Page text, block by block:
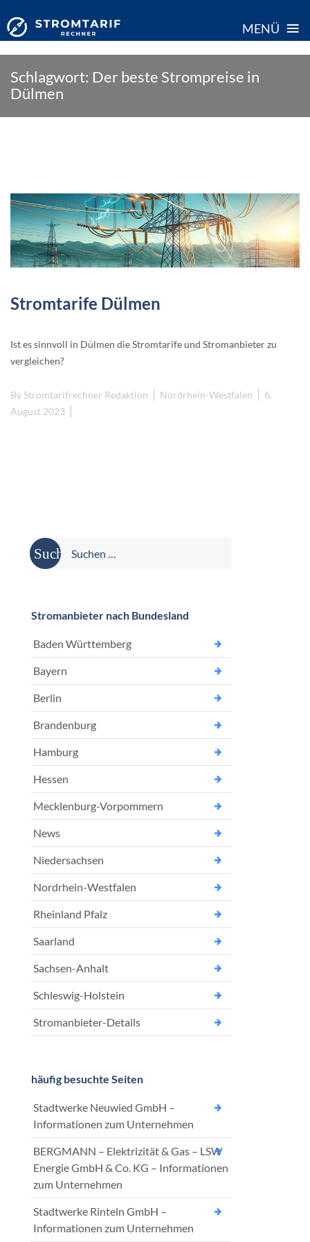
MENÜ ≡
content
Schlagwort: Der beste Strompreise in
Dülmen
Stromtarife Dülmen
Ist es sinnvoll in Dülmen die Stromtarife und Stromanbieter zu
vergleichen?
By Stromtarifrechner Redaktion Nordrhein-Westfalen
6.
August 2023
Suche
nach:
Stromanbieter nach Bundesland
Baden Württemberg
Bayern
Berlin
Brandenburg
Hamburg
Hessen
Mecklenburg-Vorpommern
News
Niedersachsen
Nordrhein-Westfalen
Rheinland Pfalz
Saarland
Sachsen-Anhalt
Schleswig-Holstein
Stromanbieter-Details
häufig besuchte Seiten
Stadtwerke Neuwied GmbH –
Informationen zum Unternehmen
BERGMANN – Elektrizität & Gas – LSW
Energie GmbH & Co. KG – Informationen
zum Unternehmen
Stadtwerke Rinteln GmbH –
Informationen zum Unternehmen